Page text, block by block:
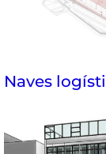
Naves